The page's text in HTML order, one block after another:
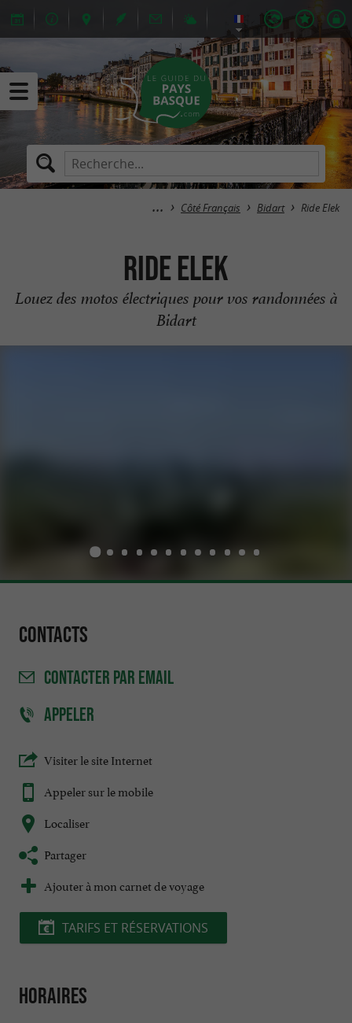
Côté Français Bidart Ride Elek
Ride Elek
Louez des motos électriques pour vos randonnées à
Bidart
Contacts
CONTACTER PAR EMAIL
APPELER
Visiter le site Internet
Appeler sur le mobile
Localiser
Partager
Ajouter à mon carnet de voyage
TARIFS ET RÉSERVATIONS
Horaires